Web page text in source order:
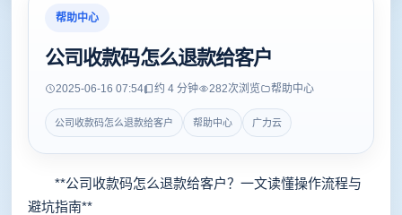
帮助中心
公司收款码怎么退款给客户
2025-06-16 07:54 约 4 分钟 282次浏览 帮助中心
公司收款码怎么退款给客户 帮助中心 广力云
**公司收款码怎么退款给客户？一文读懂操作流程与
避坑指南**